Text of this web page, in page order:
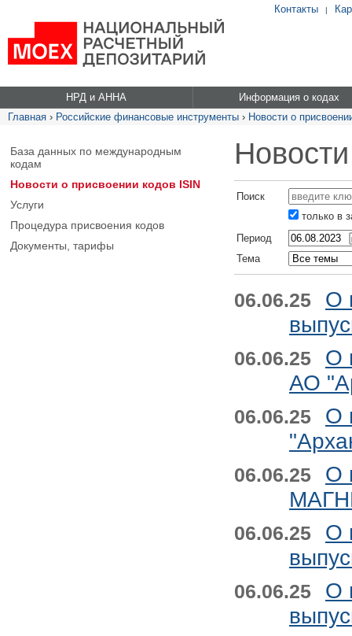
Контакты |
НРД и АННА
Информация о кодах
Главная › Российские финансовые инструменты › Новости о
База данных по международным
кодам
Новости о присвоении кодов ISIN
Услуги
Процедура присвоения кодов
Документы, тарифы
Поиск
только в
Период
Тема
06.06.25
О
06.06.25
О
АО
06.06.25
О
06.06.25
О
06.06.25
О
06.06.25
О